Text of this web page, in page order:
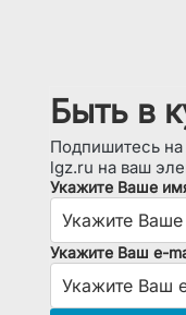
Быть в
Подпишитесь на
lgz.ru на ваш
Укажите Ваше
Укажите Ваш e-